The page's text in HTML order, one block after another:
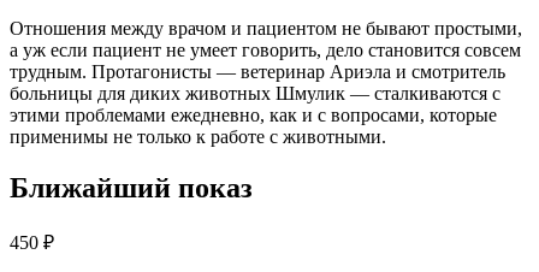
Отношения между врачом и пациентом не бывают простыми,
а уж если пациент не умеет говорить, дело становится совсем
трудным. Протагонисты — ветеринар Ариэла и смотритель
больницы для диких животных Шмулик — сталкиваются с
этими проблемами ежедневно, как и с вопросами, которые
применимы не только к работе с животными.
Ближайший показ
450 ₽